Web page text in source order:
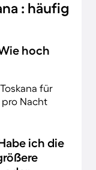
: häufig
hoch
für
Nacht
ich die